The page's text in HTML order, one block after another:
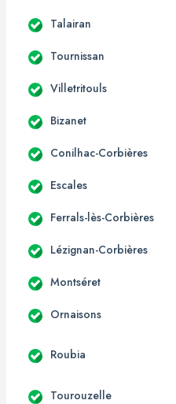
Talairan
Tournissan
Villetritouls
Bizanet
Conilhac-Corbières
Escales
Ferrals-lès-Corbières
Lézignan-Corbières
Montséret
Ornaisons
Roubia
Tourouzelle